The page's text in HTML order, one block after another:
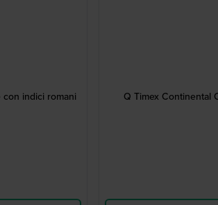
indici romani
Q Timex Continental